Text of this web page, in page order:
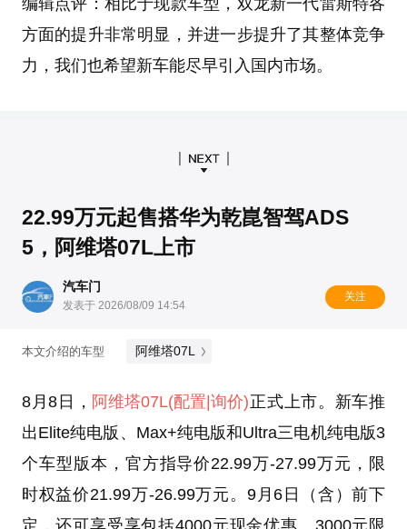
方面的提升非常明显，并进一步提升了其整体竞争
力，我们也希望新车能尽早引入国内市场。
22.99万元起售搭华为乾崑智驾ADS
5，阿维塔07L上市
汽车门
发表于 2026/08/09 14:54
关注
本文介绍的车型 阿维塔07L
8月8日， 阿维塔07L(配置 |询价)正式上市。新车推
出Elite纯电版、Max+纯电版和Ultra三电机纯电版3
个车型版本，官方指导价22.99万-27.99万元，限
时权益价21.99万-26.99万元。9月6日（含）前下